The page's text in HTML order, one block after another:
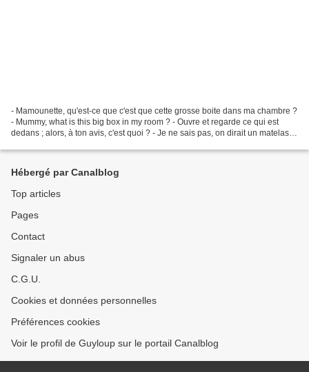
- Mamounette, qu'est-ce que c'est que cette grosse boite dans ma chambre ?
- Mummy, what is this big box in my room ? - Ouvre et regarde ce qui est
dedans ; alors, à ton avis, c'est quoi ? - Je ne sais pas, on dirait un matelas,
Hébergé par Canalblog
Top articles
Pages
Contact
Signaler un abus
C.G.U.
Cookies et données personnelles
Préférences cookies
Voir le profil de Guyloup sur le portail Canalblog